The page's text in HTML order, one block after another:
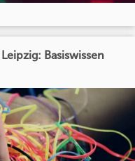
Basiswissen